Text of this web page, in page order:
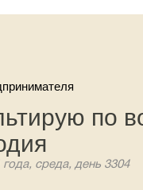
по
среда, день 3304